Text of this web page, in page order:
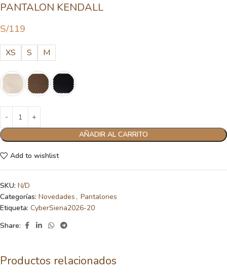
PANTALON KENDALL
S/119
XS S M
AÑADIR AL CARRITO
Add to wishlist
SKU: N/D
Categorías: Novedades , Pantalones
Etiqueta: CyberSiena2026-20
Share:
Productos relacionados